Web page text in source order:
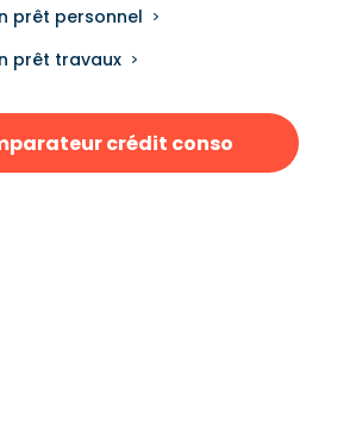
prêt personnel
prêt travaux
crédit conso